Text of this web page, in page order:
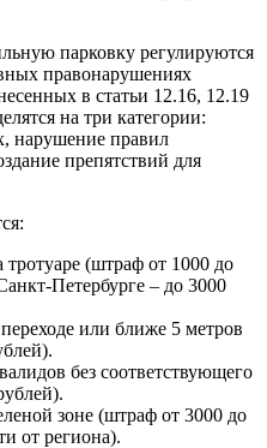
парковку регулируются
правонарушениях
в статьи 12.16, 12.19
на три категории:
нарушение правил
препятствий для
(штраф от 1000 до
Петербурге – до 3000
или ближе 5 метров
без соответствующего
зоне (штраф от 3000 до
от региона).